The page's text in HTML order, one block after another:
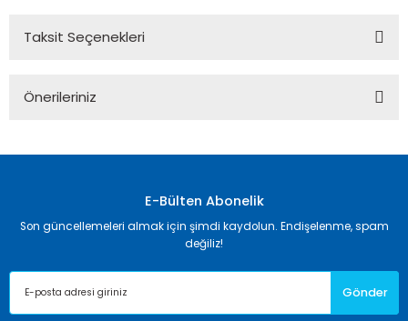
Taksit Seçenekleri
Önerileriniz
Görüş ve önerileriniz için teşekkür ederiz.
Ürün resmi kalitesiz, bozuk veya görüntülenemiyor.
Ürün açıklamasında eksik bilgiler bulunuyor.
Ürün bilgilerinde hatalar bulunuyor.
E-Bülten Abonelik
Son güncellemeleri almak için şimdi kaydolun. Endişelenme, spam
değiliz!
Gönder